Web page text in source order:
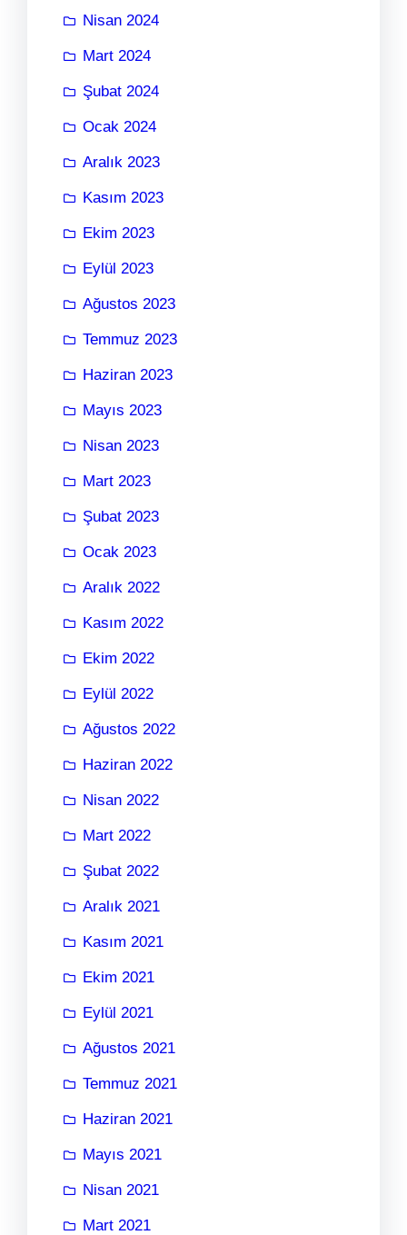
Nisan 2024
Mart 2024
Şubat 2024
Ocak 2024
Aralık 2023
Kasım 2023
Ekim 2023
Eylül 2023
Ağustos 2023
Temmuz 2023
Haziran 2023
Mayıs 2023
Nisan 2023
Mart 2023
Şubat 2023
Ocak 2023
Aralık 2022
Kasım 2022
Ekim 2022
Eylül 2022
Ağustos 2022
Haziran 2022
Nisan 2022
Mart 2022
Şubat 2022
Aralık 2021
Kasım 2021
Ekim 2021
Eylül 2021
Ağustos 2021
Temmuz 2021
Haziran 2021
Mayıs 2021
Nisan 2021
Mart 2021